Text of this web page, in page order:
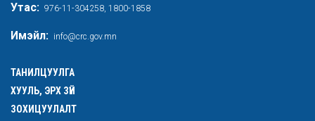
Утас: 976-11-304258, 1800-1858
Имэйл: info@crc.gov.mn
ТАНИЛЦУУЛГА
ХУУЛЬ, ЭРХ ЗҮЙ
ЗОХИЦУУЛАЛТ